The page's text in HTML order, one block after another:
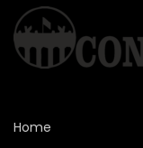
Home